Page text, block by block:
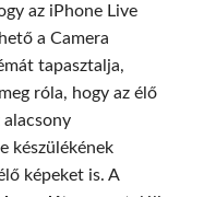
az iPhone Live
a Camera
tapasztalja,
róla, hogy az élő
alacsony
készülékének
képeket is. A